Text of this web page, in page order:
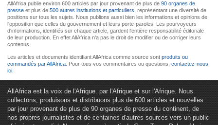
AllAfrica publie environ 600 articles par jour provenant de plus de 90 organes de
presse et plus de 500 autres institutions et particuliers , représentant une diversité de
positions sur tous les sujets. Nous publions aussi bien les informations et opinions de
l'opposition que celles du gouvernement et leurs porte-paroles. Les pourvoyeurs
d'informations, identifiés sur chaque article, gardent l'entière responsabilité éditoriale
de leur production. En effet AllAfrica n'a pas le droit de modifier ou de corriger leurs
contenus.
Les articles et documents identifiant AllAfrica comme source sont produits ou
commandés par AllAfrica . Pour tous vos commentaires ou questions, contactez-nous
ici
AllAfrica est la voix de l'Afrique. par l'Afrique et sur l'Afrique. Nous
collectons, produisons et distribuons plus de 600 articles et nouvelles
par jour provenant de plus de 90 organes de presse du continent, de
nos propres journalistes et de centaines d'autres sources vers un public